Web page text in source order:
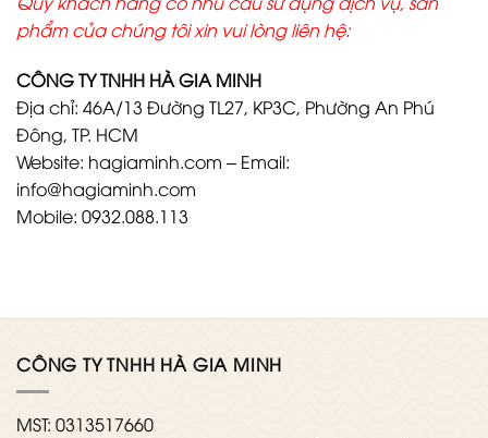
phẩm của chúng tôi xin vui lòng liên hệ:
CÔNG TY TNHH HÀ GIA MINH
Địa chỉ: 46A/13 Đường TL27, KP3C, Phường An Phú
Đông, TP. HCM
Website: hagiaminh.com – Email:
info@hagiaminh.com
Mobile: 0932.088.113
CÔNG TY TNHH HÀ GIA MINH
MST: 0313517660